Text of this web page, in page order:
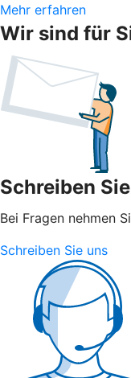
Mehr erfahren
Wir sind für
Schreiben
Bei Fragen nehmen
Schreiben Sie uns